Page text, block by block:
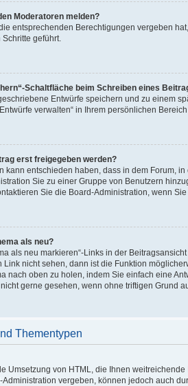
Moderatoren melden?
entsprechenden Berechtigungen vergeben
geführt.
Schaltfläche beim Schreiben eines
Entwürfe speichern und zu einem
verwalten“ in Ihrem persönlichen
erst freigegeben werden?
kann entschieden haben, dass in dem Forum,
Sie zu einer Gruppe von Benutzern
Sie die Board-Administration, wenn
als neu?
als neu markieren“-Links in der
nicht sehen, dann ist die Funktion
nach oben zu holen, indem Sie einfach eine
gerne gesehen, wenn ohne triftigen Grund
Thementypen
Umsetzung von HTML, die Ihnen
vergeben, können jedoch auch